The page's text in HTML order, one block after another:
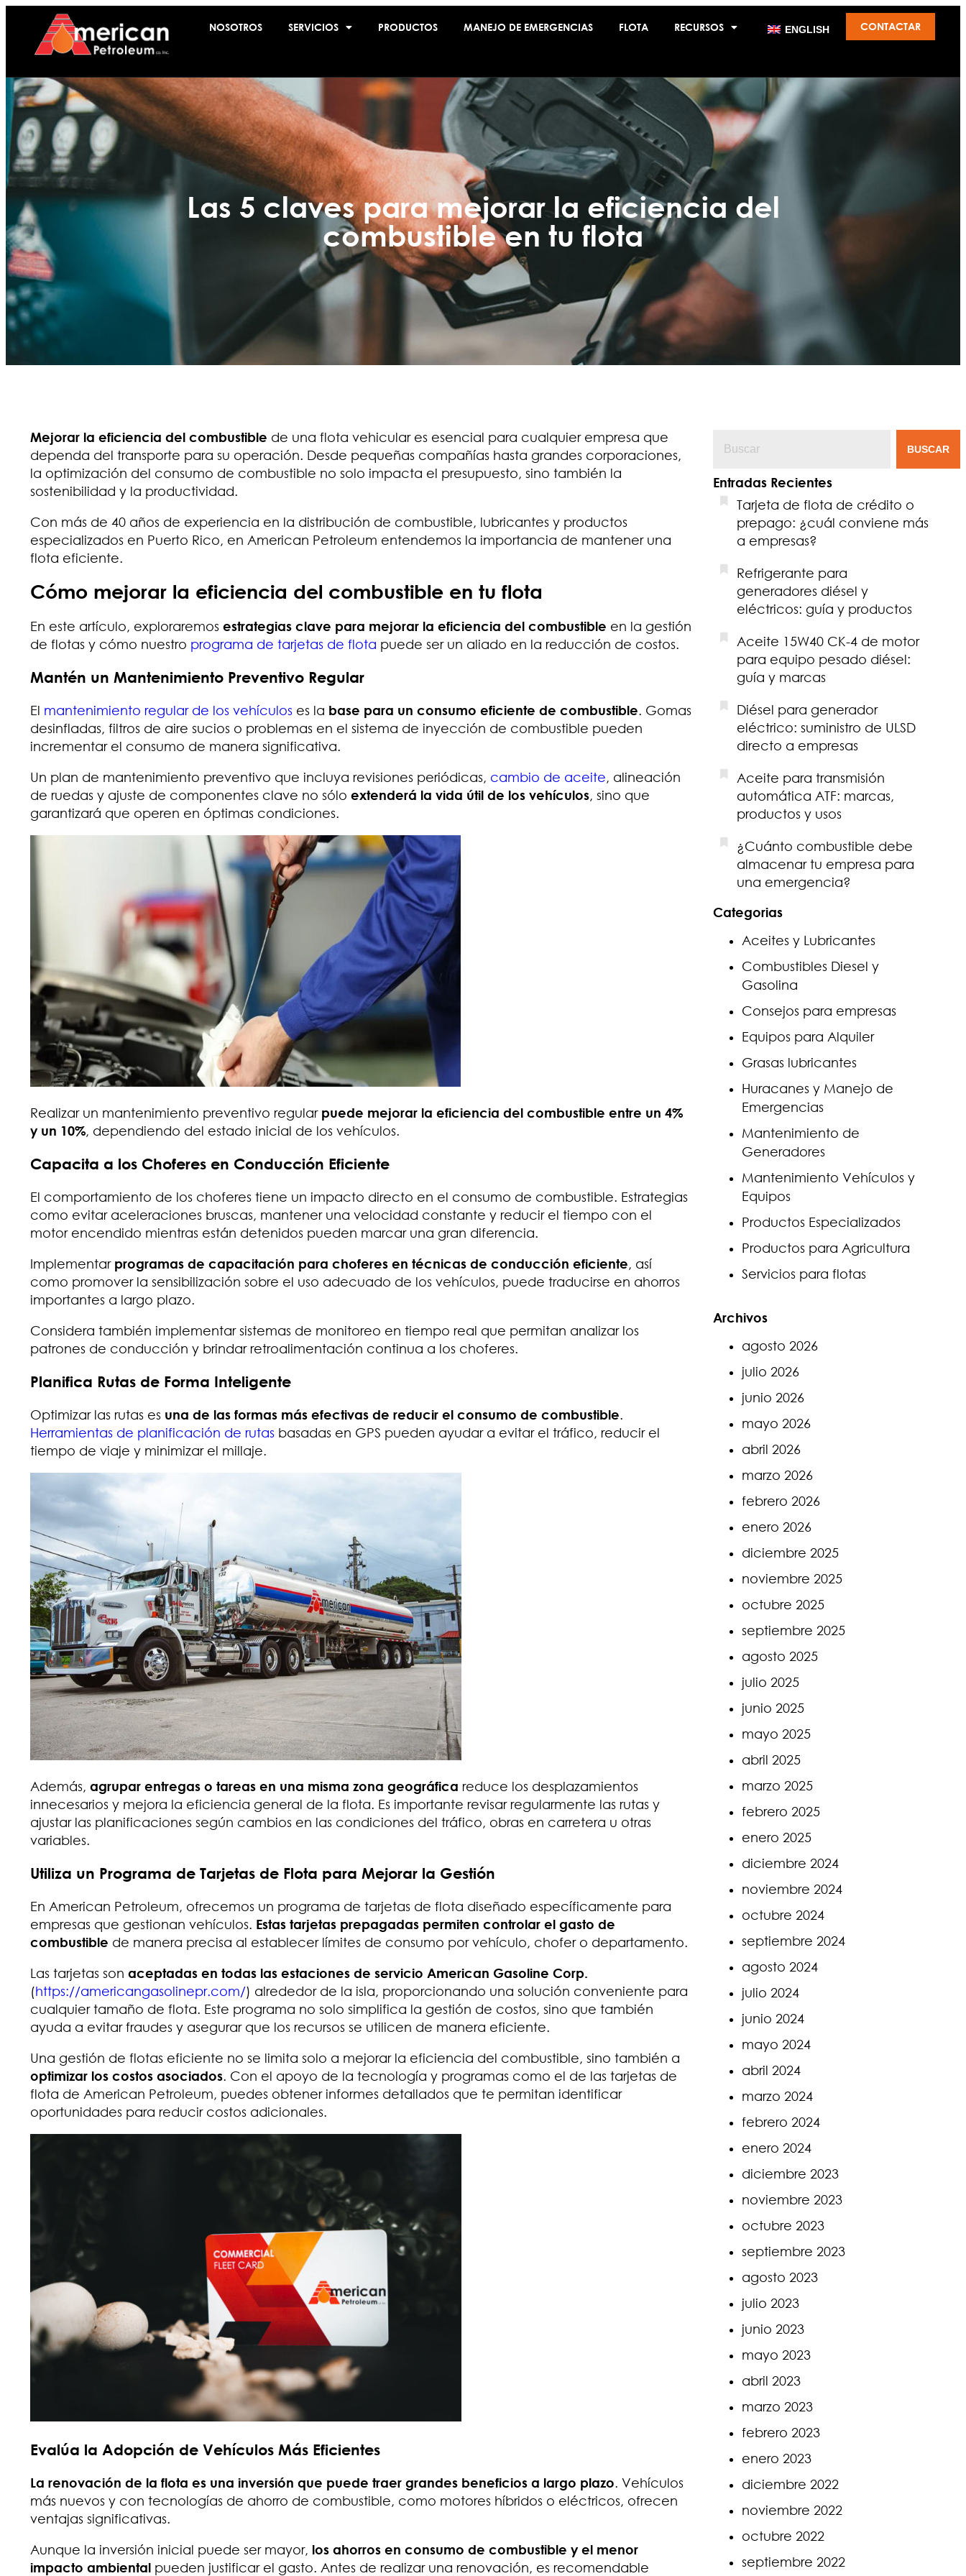
NOSOTROS SERVICIOS PRODUCTOS MANEJO DE EMERGENCIAS FLOTA RECURSOS ENGLISH CONTACTAR
Las 5 claves para mejorar la eficiencia del
combustible en tu flota
Mejorar la eficiencia del combustible de una flota vehicular es esencial para cualquier empresa que
dependa del transporte para su operación. Desde pequeñas compañías hasta grandes corporaciones,
la optimización del consumo de combustible no solo impacta el presupuesto, sino también la
sostenibilidad y la productividad.
Con más de 40 años de experiencia en la distribución de combustible, lubricantes y productos
especializados en Puerto Rico, en American Petroleum entendemos la importancia de mantener una
flota eficiente.
Cómo mejorar la eficiencia del combustible en tu flota
En este artículo, exploraremos estrategias clave para mejorar la eficiencia del combustible en la gestión
de flotas y cómo nuestro programa de tarjetas de flota puede ser un aliado en la reducción de costos.
Mantén un Mantenimiento Preventivo Regular
El mantenimiento regular de los vehículos es la base para un consumo eficiente de combustible. Gomas
desinfladas, filtros de aire sucios o problemas en el sistema de inyección de combustible pueden
incrementar el consumo de manera significativa.
Un plan de mantenimiento preventivo que incluya revisiones periódicas, cambio de aceite, alineación
de ruedas y ajuste de componentes clave no sólo extenderá la vida útil de los vehículos, sino que
garantizará que operen en óptimas condiciones.
Realizar un mantenimiento preventivo regular puede mejorar la eficiencia del combustible entre un 4%
y un 10%, dependiendo del estado inicial de los vehículos.
Capacita a los Choferes en Conducción Eficiente
El comportamiento de los choferes tiene un impacto directo en el consumo de combustible. Estrategias
como evitar aceleraciones bruscas, mantener una velocidad constante y reducir el tiempo con el
motor encendido mientras están detenidos pueden marcar una gran diferencia.
Implementar programas de capacitación para choferes en técnicas de conducción eficiente, así
como promover la sensibilización sobre el uso adecuado de los vehículos, puede traducirse en ahorros
importantes a largo plazo.
Considera también implementar sistemas de monitoreo en tiempo real que permitan analizar los
patrones de conducción y brindar retroalimentación continua a los choferes.
Planifica Rutas de Forma Inteligente
Optimizar las rutas es una de las formas más efectivas de reducir el consumo de combustible.
Herramientas de planificación de rutas basadas en GPS pueden ayudar a evitar el tráfico, reducir el
tiempo de viaje y minimizar el millaje.
Además, agrupar entregas o tareas en una misma zona geográfica reduce los desplazamientos
innecesarios y mejora la eficiencia general de la flota. Es importante revisar regularmente las rutas y
ajustar las planificaciones según cambios en las condiciones del tráfico, obras en carretera u otras
variables.
Utiliza un Programa de Tarjetas de Flota para Mejorar la Gestión
En American Petroleum, ofrecemos un programa de tarjetas de flota diseñado específicamente para
empresas que gestionan vehículos. Estas tarjetas prepagadas permiten controlar el gasto de
combustible de manera precisa al establecer límites de consumo por vehículo, chofer o departamento.
Las tarjetas son aceptadas en todas las estaciones de servicio American Gasoline Corp.
(https://americangasolinepr.com/) alrededor de la isla, proporcionando una solución conveniente para
cualquier tamaño de flota. Este programa no solo simplifica la gestión de costos, sino que también
ayuda a evitar fraudes y asegurar que los recursos se utilicen de manera eficiente.
Una gestión de flotas eficiente no se limita solo a mejorar la eficiencia del combustible, sino también a
optimizar los costos asociados. Con el apoyo de la tecnología y programas como el de las tarjetas de
flota de American Petroleum, puedes obtener informes detallados que te permitan identificar
oportunidades para reducir costos adicionales.
Evalúa la Adopción de Vehículos Más Eficientes
La renovación de la flota es una inversión que puede traer grandes beneficios a largo plazo. Vehículos
más nuevos y con tecnologías de ahorro de combustible, como motores híbridos o eléctricos, ofrecen
ventajas significativas.
Aunque la inversión inicial puede ser mayor, los ahorros en consumo de combustible y el menor
impacto ambiental pueden justificar el gasto. Antes de realizar una renovación, es recomendable
BUSCAR
Entradas Recientes
Tarjeta de flota de crédito o
prepago: ¿cuál conviene más
a empresas?
Refrigerante para
generadores diésel y
eléctricos: guía y productos
Aceite 15W40 CK-4 de motor
para equipo pesado diésel:
guía y marcas
Diésel para generador
eléctrico: suministro de ULSD
directo a empresas
Aceite para transmisión
automática ATF: marcas,
productos y usos
¿Cuánto combustible debe
almacenar tu empresa para
una emergencia?
Categorias
Aceites y Lubricantes
Combustibles Diesel y
Gasolina
Consejos para empresas
Equipos para Alquiler
Grasas lubricantes
Huracanes y Manejo de
Emergencias
Mantenimiento de
Generadores
Mantenimiento Vehículos y
Equipos
Productos Especializados
Productos para Agricultura
Servicios para flotas
Archivos
agosto 2026
julio 2026
junio 2026
mayo 2026
abril 2026
marzo 2026
febrero 2026
enero 2026
diciembre 2025
noviembre 2025
octubre 2025
septiembre 2025
agosto 2025
julio 2025
junio 2025
mayo 2025
abril 2025
marzo 2025
febrero 2025
enero 2025
diciembre 2024
noviembre 2024
octubre 2024
septiembre 2024
agosto 2024
julio 2024
junio 2024
mayo 2024
abril 2024
marzo 2024
febrero 2024
enero 2024
diciembre 2023
noviembre 2023
octubre 2023
septiembre 2023
agosto 2023
julio 2023
junio 2023
mayo 2023
abril 2023
marzo 2023
febrero 2023
enero 2023
diciembre 2022
noviembre 2022
octubre 2022
septiembre 2022
Nombre Apellido
Compañía
Quiero manterner actualizado con:
Noticias de la industria
Boletin la gota
Actualizaciones de American Petroleum
SUBMIT